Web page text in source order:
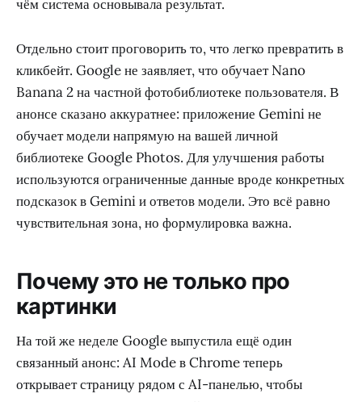
чём система основывала результат.
Отдельно стоит проговорить то, что легко превратить в
кликбейт. Google не заявляет, что обучает Nano
Banana 2 на частной фотобиблиотеке пользователя. В
анонсе сказано аккуратнее: приложение Gemini не
обучает модели напрямую на вашей личной
библиотеке Google Photos. Для улучшения работы
используются ограниченные данные вроде конкретных
подсказок в Gemini и ответов модели. Это всё равно
чувствительная зона, но формулировка важна.
Почему это не только про
картинки
На той же неделе Google выпустила ещё один
связанный анонс: AI Mode в Chrome теперь
открывает страницу рядом с AI-панелью, чтобы